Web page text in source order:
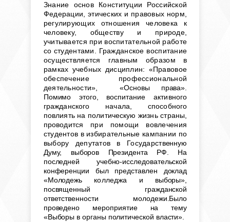
Знание основ Конституции Российской
Федерации, этических и правовых норм,
регулирующих отношения человека к
человеку, обществу и природе,
учитывается при воспитательной работе
со студентами. Гражданское воспитание
осуществляется главным образом в
рамках учебных дисциплин: «Правовое
обеспечение профессиональной
деятельности», «Основы права».
Помимо этого, воспитание активного
гражданского начала, способного
повлиять на политическую жизнь страны,
проводится при помощи вовлечения
студентов в избирательные кампании по
выбору депутатов в Государственную
Думу, выборов Президента РФ. На
последней учебно-исследовательской
конференции был представлен доклад
«Молодежь колледжа и выборы»,
посвященный гражданской
ответственности молодежи.Было
проведено мероприятие на тему
«Выборы в органы политической власти».